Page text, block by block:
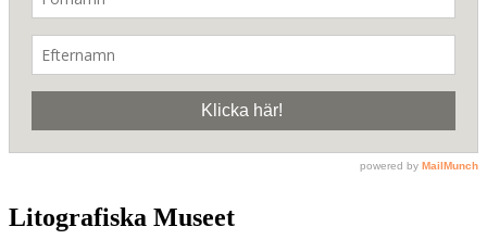
Litografiska Museet